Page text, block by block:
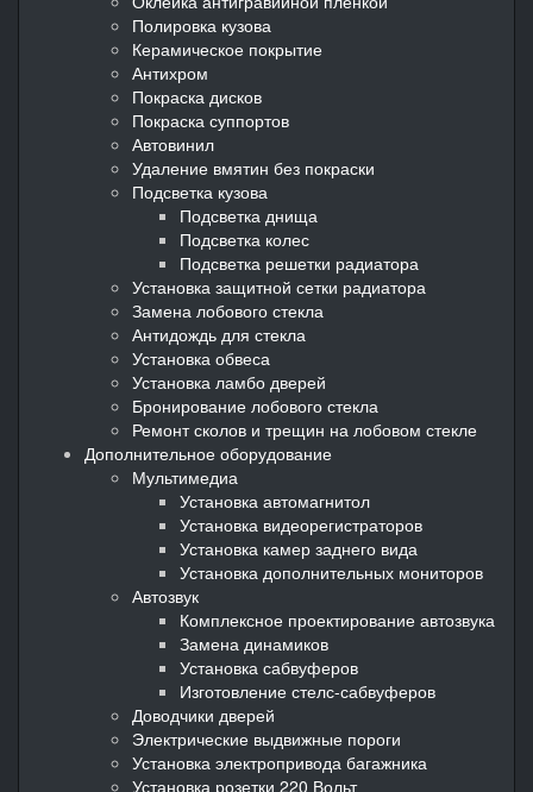
Полировка кузова
Керамическое покрытие
Антихром
Покраска дисков
Покраска суппортов
Автовинил
Удаление вмятин без покраски
Подсветка кузова
Подсветка днища
Подсветка колес
Подсветка решетки радиатора
Установка защитной сетки радиатора
Замена лобового стекла
Антидождь для стекла
Установка обвеса
Установка ламбо дверей
Бронирование лобового стекла
Ремонт сколов и трещин на лобовом стекле
Дополнительное оборудование
Мультимедиа
Установка автомагнитол
Установка видеорегистраторов
Установка камер заднего вида
Установка дополнительных мониторов
Автозвук
Комплексное проектирование автозвука
Замена динамиков
Установка сабвуферов
Изготовление стелс-сабвуферов
Доводчики дверей
Электрические выдвижные пороги
Установка электропривода багажника
Установка розетки 220 Вольт